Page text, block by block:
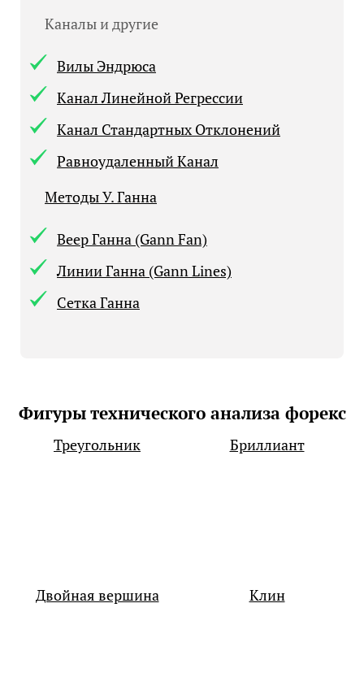
Каналы и другие
Вилы Эндрюса
Канал Линейной Регрессии
Канал Стандартных Отклонений
Равноудаленный Канал
Методы У. Ганна
Веер Ганна (Gann Fan)
Линии Ганна (Gann Lines)
Сетка Ганна
Фигуры технического анализа форекс
Треугольник Бриллиант
Двойная вершина Клин